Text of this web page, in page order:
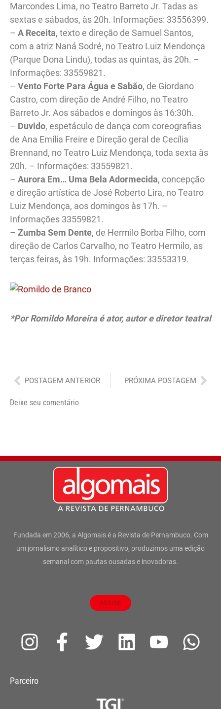
Marcondes Lima, no Teatro Barreto Jr. Tadas as
sextas e sábados, às 20h. Informações: 33556399.
– A Receita, texto e direção de Samuel Santos,
com a atriz Naná Sodré, no Teatro Luiz Mendonça
(Parque Dona Lindu), todas as quintas, às 20h. –
Informações: 33559821.
– Vento Forte Para Água e Sabão, de Giordano
Castro, com direção de André Filho, no Teatro
Barreto Jr. Aos sábados e domingos às 16:30h.
– Duvido, espetáculo de dança com coreografias
de Ana Emília Freire e Direção geral de Cecília
Brennand, no Teatro Luiz Mendonça, toda sexta às
20h. – Informações: 33559821.
– Aurora Em… Uma Bela Adormecida, concepção
e direção artística de José Roberto Lira, no Teatro
Luiz Mendonça, aos domingos às 17h. –
Informações 33559821.
– Zumba Sem Dente, de Hermilo Borba Filho, com
direção de Carlos Carvalho, no Teatro Hermilo, as
terças feiras, às 19h. Informações: 33553319.
*Por Romildo Moreira é ator, autor e diretor teatral
Anterior
POSTAGEM ANTERIOR PRÓXIMA POSTAGEM
Deixe seu comentário
Fundada em 2006, a Algomais é a Revista de Pernambuco. Com
um jornalismo analítico e propositivo, produzimos uma edição
semanal com pautas ousadas e inovadoras.
ASSINE
I
s
F
a
T
t
L
Y
W
Parceiro